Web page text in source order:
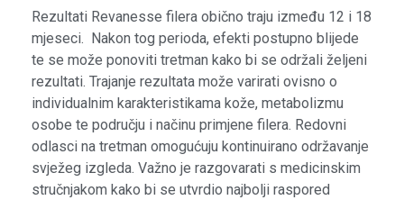
Rezultati Revanesse filera obično traju između 12 i 18
mjeseci. Nakon tog perioda, efekti postupno blijede
te se može ponoviti tretman kako bi se održali željeni
rezultati. Trajanje rezultata može varirati ovisno o
individualnim karakteristikama kože, metabolizmu
osobe te području i načinu primjene filera. Redovni
odlasci na tretman omogućuju kontinuirano održavanje
svježeg izgleda. Važno je razgovarati s medicinskim
stručnjakom kako bi se utvrdio najbolji raspored